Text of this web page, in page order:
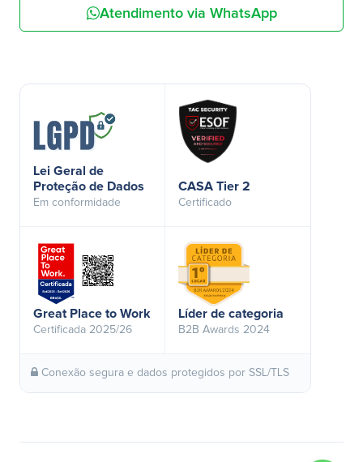
Atendimento via WhatsApp
Lei Geral de
Proteção de Dados
Em conformidade
CASA Tier 2
Certificado
Great Place to Work
Certificada 2025/26
Líder de categoria
B2B Awards 2024
Conexão segura e dados protegidos por SSL/TLS